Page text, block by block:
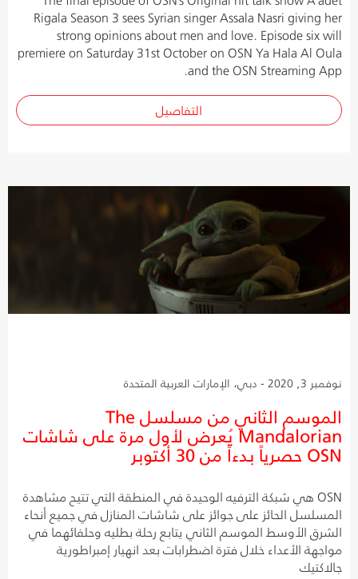
Rigala Season 3 sees Syrian singer Assala Nasri giving her
strong opinions about men and love. Episode six will
premiere on Saturday 31st October on OSN Ya Hala Al Oula
and the OSN Streaming App.
التفاصيل
نوفمبر 3, 2020 - دبي، الإمارات العربية المتحدة
الموسم الثاني من مسلسل The
Mandalorian يُعرض لأول مرة على شاشات
OSN حصرياً بدءاً من 30 أكتوبر
OSN هي شبكة الترفيه الوحيدة في المنطقة التي تتيح مشاهدة
المسلسل الحائز على جوائز على شاشات المنازل في جميع أنحاء
الشرق الأوسط الموسم الثاني يتابع رحلة بطليه وحلفائهما في
مواجهة الأعداء خلال فترة اضطرابات بعد انهيار إمبراطورية
جالاكتيك